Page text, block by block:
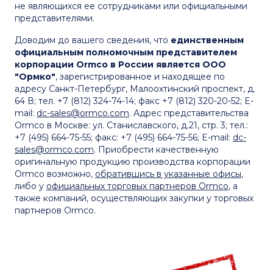
не являющихся ее сотрудниками или официальными
представителями.
Доводим до вашего сведения, что единственным
официальным полномочным представителем
корпорации Ormco в России является ООО
"Ормко", зарегистрированное и находящее по
адресу Санкт-Петербург, Малоохтинский проспект, д.
64 В; тел. +7 (812) 324-74-14; факс +7 (812) 320-20-52; E-
mail: dc-sales@ormco.com. Адрес представительства
Ormco в Москве: ул. Станиславского, д.21, стр. 3; тел.:
+7 (495) 664-75-55; факс: +7 (495) 664-75-56; E-mail: dc-
sales@ormco.com. Приобрести качественную
оригинальную продукцию производства корпорации
Ormco возможно, обратившись в указанные офисы,
либо у официальных торговых партнеров Ormco, а
также компаний, осуществляющих закупки у торговых
партнеров Ormco.